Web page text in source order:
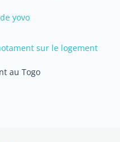
yovo
sur le logement
au Togo